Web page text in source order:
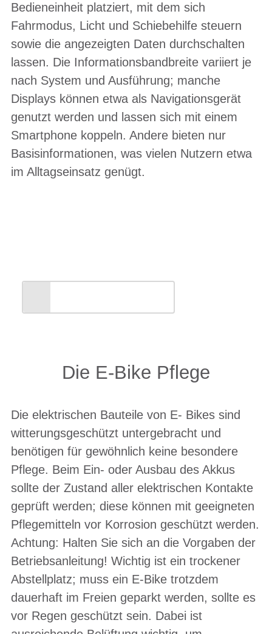
Bedieneinheit platziert, mit dem sich
Fahrmodus, Licht und Schiebehilfe steuern
sowie die angezeigten Daten durchschalten
lassen. Die Informationsbandbreite variiert je
nach System und Ausführung; manche
Displays können etwa als Navigationsgerät
genutzt werden und lassen sich mit einem
Smartphone koppeln. Andere bieten nur
Basisinformationen, was vielen Nutzern etwa
im Alltagseinsatz genügt.
Die E-Bike Pflege
Die elektrischen Bauteile von E- Bikes sind
witterungsgeschützt untergebracht und
benötigen für gewöhnlich keine besondere
Pflege. Beim Ein- oder Ausbau des Akkus
sollte der Zustand aller elektrischen Kontakte
geprüft werden; diese können mit geeigneten
Pflegemitteln vor Korrosion geschützt werden.
Achtung: Halten Sie sich an die Vorgaben der
Betriebsanleitung! Wichtig ist ein trockener
Abstellplatz; muss ein E-Bike trotzdem
dauerhaft im Freien geparkt werden, sollte es
vor Regen geschützt sein. Dabei ist